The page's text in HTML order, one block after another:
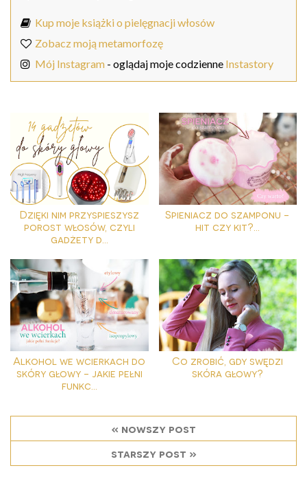
Kup moje książki o pielęgnacji włosów
Zobacz moją metamorfozę
Mój Instagram - oglądaj moje codzienne Instastory
Dzięki nim przyspieszysz
porost włosów, czyli
gadżety d...
Spieniacz do szamponu -
hit czy kit?...
Alkohol we wcierkach do
skóry głowy - jakie pełni
funkc...
Co zrobić, gdy swędzi
skóra głowy?
« nowszy post
starszy post »